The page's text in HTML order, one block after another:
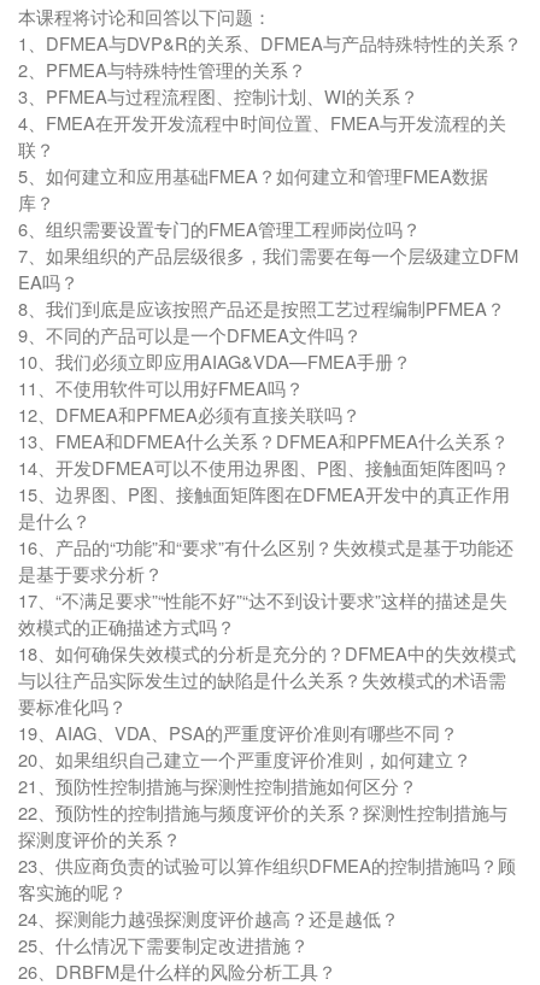
本课程将讨论和回答以下问题：
1、DFMEA与DVP&R的关系、DFMEA与产品特殊特性的关系？
2、PFMEA与特殊特性管理的关系？
3、PFMEA与过程流程图、控制计划、WI的关系？
4、FMEA在开发开发流程中时间位置、FMEA与开发流程的关
联？
5、如何建立和应用基础FMEA？如何建立和管理FMEA数据
库？
6、组织需要设置专门的FMEA管理工程师岗位吗？
7、如果组织的产品层级很多，我们需要在每一个层级建立DFM
EA吗？
8、我们到底是应该按照产品还是按照工艺过程编制PFMEA？
9、不同的产品可以是一个DFMEA文件吗？
10、我们必须立即应用AIAG&VDA—FMEA手册？
11、不使用软件可以用好FMEA吗？
12、DFMEA和PFMEA必须有直接关联吗？
13、FMEA和DFMEA什么关系？DFMEA和PFMEA什么关系？
14、开发DFMEA可以不使用边界图、P图、接触面矩阵图吗？
15、边界图、P图、接触面矩阵图在DFMEA开发中的真正作用
是什么？
16、产品的“功能”和“要求”有什么区别？失效模式是基于功能还
是基于要求分析？
17、“不满足要求”“性能不好”“达不到设计要求”这样的描述是失
效模式的正确描述方式吗？
18、如何确保失效模式的分析是充分的？DFMEA中的失效模式
与以往产品实际发生过的缺陷是什么关系？失效模式的术语需
要标准化吗？
19、AIAG、VDA、PSA的严重度评价准则有哪些不同？
20、如果组织自己建立一个严重度评价准则，如何建立？
21、预防性控制措施与探测性控制措施如何区分？
22、预防性的控制措施与频度评价的关系？探测性控制措施与
探测度评价的关系？
23、供应商负责的试验可以算作组织DFMEA的控制措施吗？顾
客实施的呢？
24、探测能力越强探测度评价越高？还是越低？
25、什么情况下需要制定改进措施？
26、DRBFM是什么样的风险分析工具？